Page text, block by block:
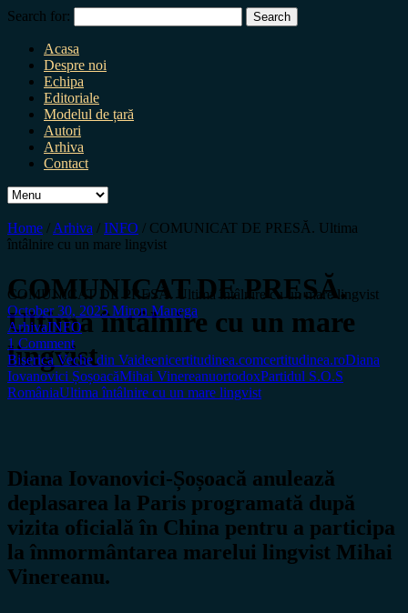
Search for:
Acasa
Despre noi
Echipa
Editoriale
Modelul de țară
Autori
Arhiva
Contact
Home / Arhiva / INFO / COMUNICAT DE PRESĂ. Ultima
întâlnire cu un mare lingvist
COMUNICAT DE PRESĂ.
Ultima întâlnire cu un mare
lingvist
COMUNICAT DE PRESĂ. Ultima întâlnire cu un mare lingvist
October 30, 2025Miron Manega
ArhivaINFO
1 Comment
Biserica Veche din Vaideenicertitudinea.comcertitudinea.roDiana
Iovanovici ȘoșoacăMihai VinereanuortodoxPartidul S.O.S
RomâniaUltima întâlnire cu un mare lingvist
Diana Iovanovici-Șoșoacă anulează
deplasarea la Paris programată după
vizita oficială în China pentru a participa
la înmormântarea marelui lingvist Mihai
Vinereanu.